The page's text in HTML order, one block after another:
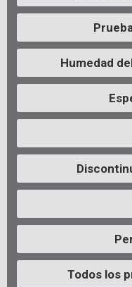
Humedad
Todos los